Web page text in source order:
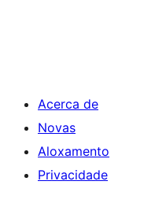
Acerca de
Novas
Aloxamento
Privacidade